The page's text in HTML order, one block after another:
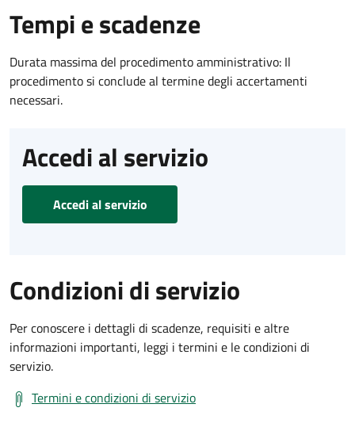
Tempi e scadenze
Durata massima del procedimento amministrativo: Il
procedimento si conclude al termine degli accertamenti
necessari.
Accedi al servizio
Accedi al servizio
Condizioni di servizio
Per conoscere i dettagli di scadenze, requisiti e altre
informazioni importanti, leggi i termini e le condizioni di
servizio.
Termini e condizioni di servizio